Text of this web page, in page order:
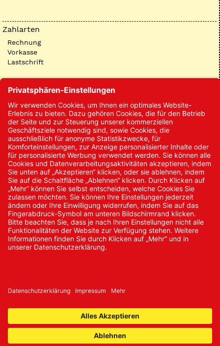
Zahlarten
Rechnung
Vorkasse
Lastschrift
Kontakt
Kontakt/Anfrage
Neukundenanmeldung
Kennwort vergessen
Bestellungen
Sendung verfolgen
© 2024 Promed Vertriebsgesellschaft mbH | Alle Rechte
* Alle Preise zzgl. gesetzlicher Mehrwertsteuer